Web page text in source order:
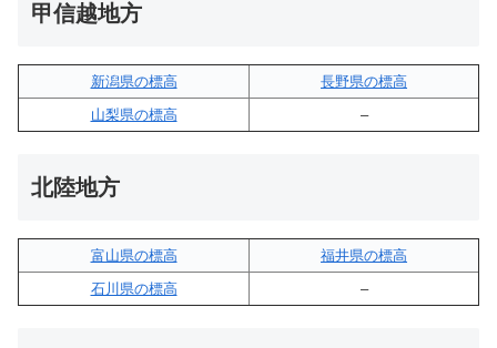
甲信越地方
新潟県の標高
長野県の標高
山梨県の標高
–
北陸地方
富山県の標高
福井県の標高
石川県の標高
–